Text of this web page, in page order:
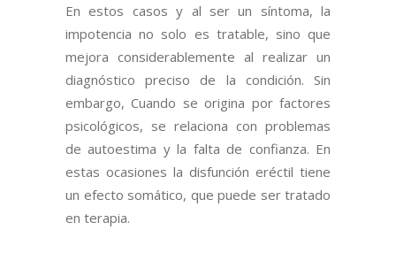
En estos casos y al ser un síntoma, la
impotencia no solo es tratable, sino que
mejora considerablemente al realizar un
diagnóstico preciso de la condición. Sin
embargo, Cuando se origina por factores
psicológicos, se relaciona con problemas
de autoestima y la falta de confianza. En
estas ocasiones la disfunción eréctil tiene
un efecto somático, que puede ser tratado
en terapia.